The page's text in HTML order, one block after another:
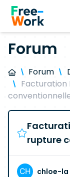
Forum
Forum
Facturation
rupture
chloe-la